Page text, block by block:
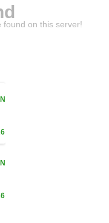
on this server!